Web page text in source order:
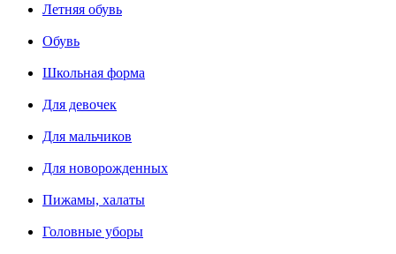
Летняя обувь
Обувь
Школьная форма
Для девочек
Для мальчиков
Для новорожденных
Пижамы, халаты
Головные уборы